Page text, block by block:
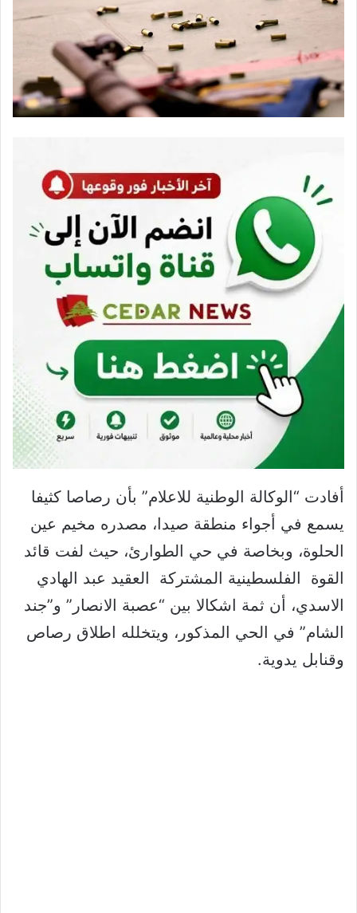
أفادت “الوكالة الوطنية للاعلام” بأن رصاصا كثيفا
يسمع في أجواء منطقة صيدا، مصدره مخيم عين
الحلوة، وبخاصة في حي الطوارئ، حيث لفت قائد
القوة الفلسطينية المشتركة العقيد عبد الهادي
الاسدي، أن ثمة اشكالا بين “عصبة الانصار” و”جند
الشام” في الحي المذكور، ويتخلله اطلاق رصاص
وقنابل يدوية.